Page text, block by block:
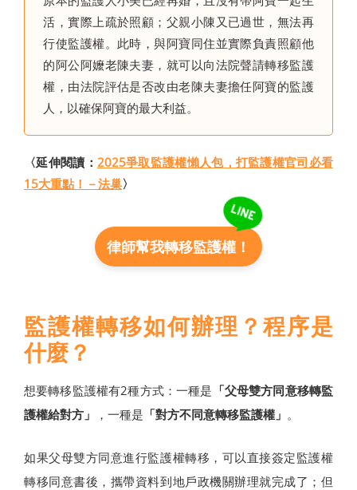
活，實際上疏於照顧；父親小陳又已過世，無法再
行使監護權。此時，與阿寶同住並實際負責照顧他
的阿公阿嬤老陳夫妻，就可以向法院聲請轉移監護
權，由法院評估是否改由老陳夫妻擔任阿寶的監護
人，以確保阿寶的最大利益。
〈延伸閱讀： 2025爭取監護權懶人包，打監護權官司必看
15大重點！－法巢〉
律師幫我轉移監護權！
監護權轉移如何辦理？程序是
什麼？
想要轉移監護權有2種方式：一種是 「父母雙方同意移轉監
護權給對方」
，一種是 「對方不同意轉移監護權」 。
如果父母雙方同意進行監護權轉移，可以直接簽定監護權
轉移同意書後，攜帶資料到地戶政機關辦理就完成了；但